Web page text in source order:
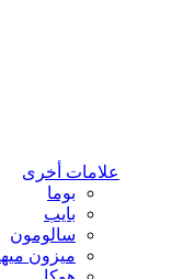
علامات أخرى
بوما
بايب
سالومون
ميزون